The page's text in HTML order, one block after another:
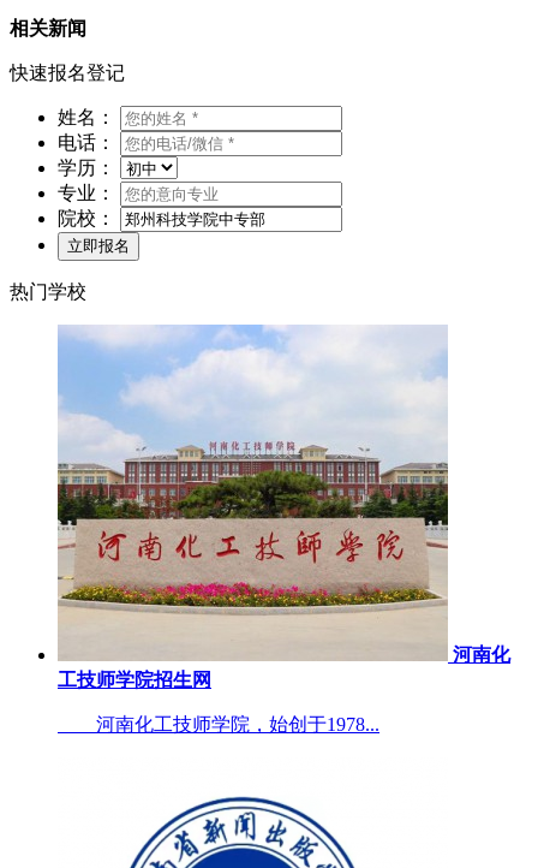
相关新闻
快速报名登记
姓名：
电话：
学历：
专业：
院校：
热门学校
河南化
工技师学院招生网
河南化工技师学院，始创于1978...